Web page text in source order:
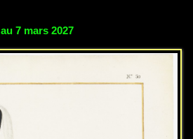
7 mars 2027